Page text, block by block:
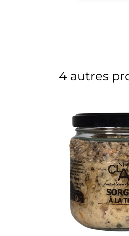
4 autres